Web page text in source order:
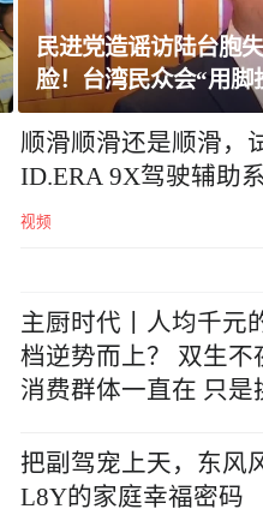
自民党内现分歧，不
内阁
顺滑顺滑还是顺滑，
ID.ERA 9X驾驶辅助
视频
主厨时代丨人均千元
档逆势而上？ 双生不
消费群体一直在 只是
把副驾宠上天，东风
L8Y的家庭幸福密码